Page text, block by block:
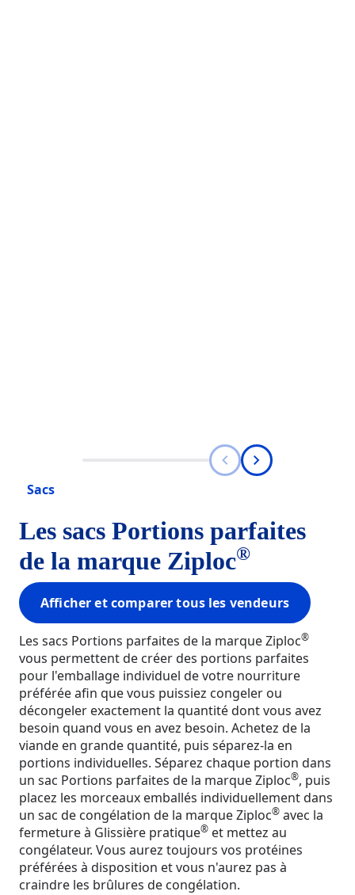
Sacs
Les sacs Portions parfaites
de la marque Ziploc®
Afficher et comparer tous les vendeurs
Les sacs Portions parfaites de la marque Ziploc®
vous permettent de créer des portions parfaites
pour l'emballage individuel de votre nourriture
préférée afin que vous puissiez congeler ou
décongeler exactement la quantité dont vous avez
besoin quand vous en avez besoin. Achetez de la
viande en grande quantité, puis séparez-la en
portions individuelles. Séparez chaque portion dans
un sac Portions parfaites de la marque Ziploc®, puis
placez les morceaux emballés individuellement dans
un sac de congélation de la marque Ziploc® avec la
fermeture à Glissière pratique® et mettez au
congélateur. Vous aurez toujours vos protéines
préférées à disposition et vous n'aurez pas à
craindre les brûlures de congélation.